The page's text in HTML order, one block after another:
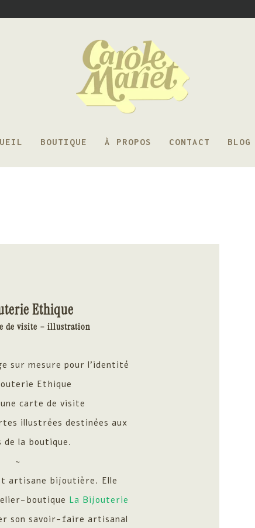
BOUTIQUE À PROPOS CONTACT BLOG
Ethique
de visite – illustration
sur mesure pour l’identité
Ethique
carte de visite
illustrées destinées aux
de la boutique.
~
artisane bijoutière. Elle
boutique La Bijouterie
son savoir-faire artisanal